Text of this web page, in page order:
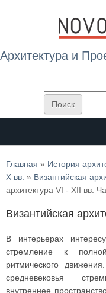
Архитектура и
Вы здесь
Главная » История
X вв. » Византийская
архитектура VI - XII вв.
Византийская
В интерьерах
стремление к
ритмического
средневековья
внутреннее